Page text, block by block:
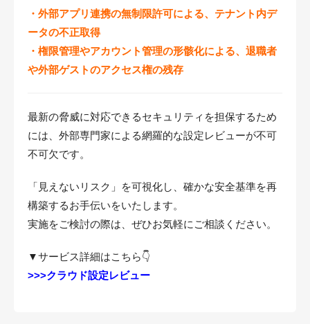
・外部アプリ連携の無制限許可による、テナント内デ
ータの不正取得
・権限管理やアカウント管理の形骸化による、退職者
や外部ゲストのアクセス権の残存
最新の脅威に対応できるセキュリティを担保するため
には、外部専門家による網羅的な設定レビューが不可
不可欠です。
「見えないリスク」を可視化し、確かな安全基準を再
構築するお手伝いをいたします。
実施をご検討の際は、ぜひお気軽にご相談ください。
▼サービス詳細はこちら👇
>>>クラウド設定レビュー